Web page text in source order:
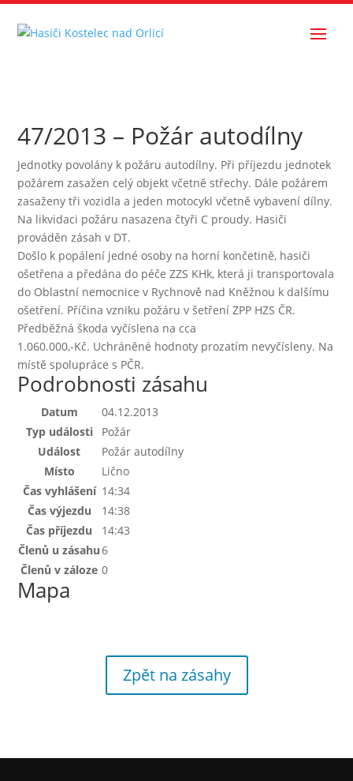
47/2013 – Požár autodílny
Jednotky povolány k požáru autodílny. Při příjezdu jednotek
požárem zasažen celý objekt včetně střechy. Dále požárem
zasaženy tři vozidla a jeden motocykl včetně vybavení dílny.
Na likvidaci požáru nasazena čtyři C proudy. Hasiči
prováděn zásah v DT.
Došlo k popálení jedné osoby na horní končetině, hasiči
ošetřena a předána do péče ZZS KHk, která ji transportovala
do Oblastní nemocnice v Rychnově nad Kněžnou k dalšímu
ošetření. Příčina vzniku požáru v šetření ZPP HZS ČR.
Předběžná škoda vyčíslena na cca
1.060.000,-Kč. Uchráněné hodnoty prozatím nevyčísleny. Na
místě spolupráce s PČR.
Podrobnosti zásahu
Datum
04.12.2013
Typ události
Požár
Událost
Požár autodílny
Místo
Lično
Čas vyhlášení 14:34
Čas výjezdu
14:38
Čas příjezdu
14:43
Členů u zásahu6
Členů v záloze 0
Mapa
Zpět na zásahy